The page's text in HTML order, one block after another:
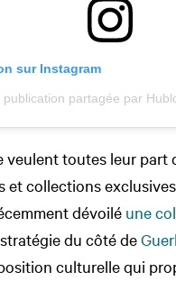
sur Instagram
publication partagée par
veulent toutes leur
et collections
dévoilé une
du côté de
culturelle qui